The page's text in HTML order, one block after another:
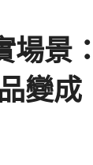
場景
變